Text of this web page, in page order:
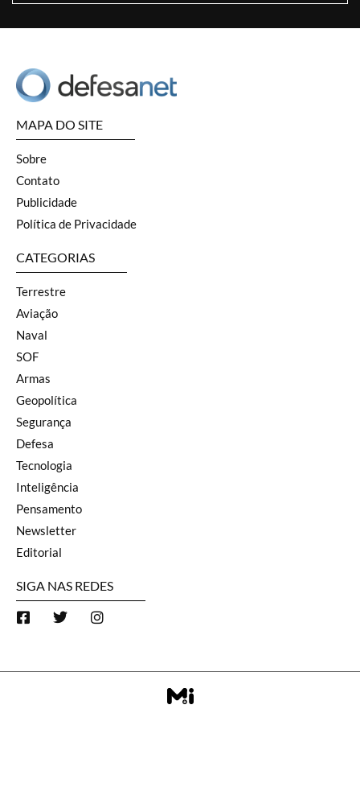
MAPA DO SITE
Sobre
Contato
Publicidade
Política de Privacidade
CATEGORIAS
Terrestre
Aviação
Naval
SOF
Armas
Geopolítica
Segurança
Defesa
Tecnologia
Inteligência
Pensamento
Newsletter
Editorial
SIGA NAS REDES